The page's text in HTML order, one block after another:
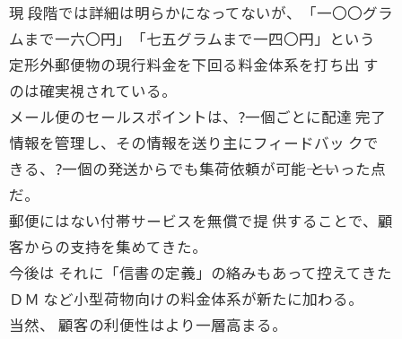
現 段階では詳細は明らかになってないが、「一〇〇グラ
ムまで一六〇円」「七五グラムまで一四〇円」という
定形外郵便物の現行料金を下回る料金体系を打ち出 す
のは確実視されている。
メール便のセールスポイントは、?一個ごとに配達 完了
情報を管理し、その情報を送り主にフィードバッ クで
きる、?一個の発送からでも集荷依頼が可能―― といった点
だ。
郵便にはない付帯サービスを無償で提 供することで、顧
客からの支持を集めてきた。
今後は それに「信書の定義」の絡みもあって控えてきた
ＤＭ など小型荷物向けの料金体系が新たに加わる。
当然、 顧客の利便性はより一層高まる。